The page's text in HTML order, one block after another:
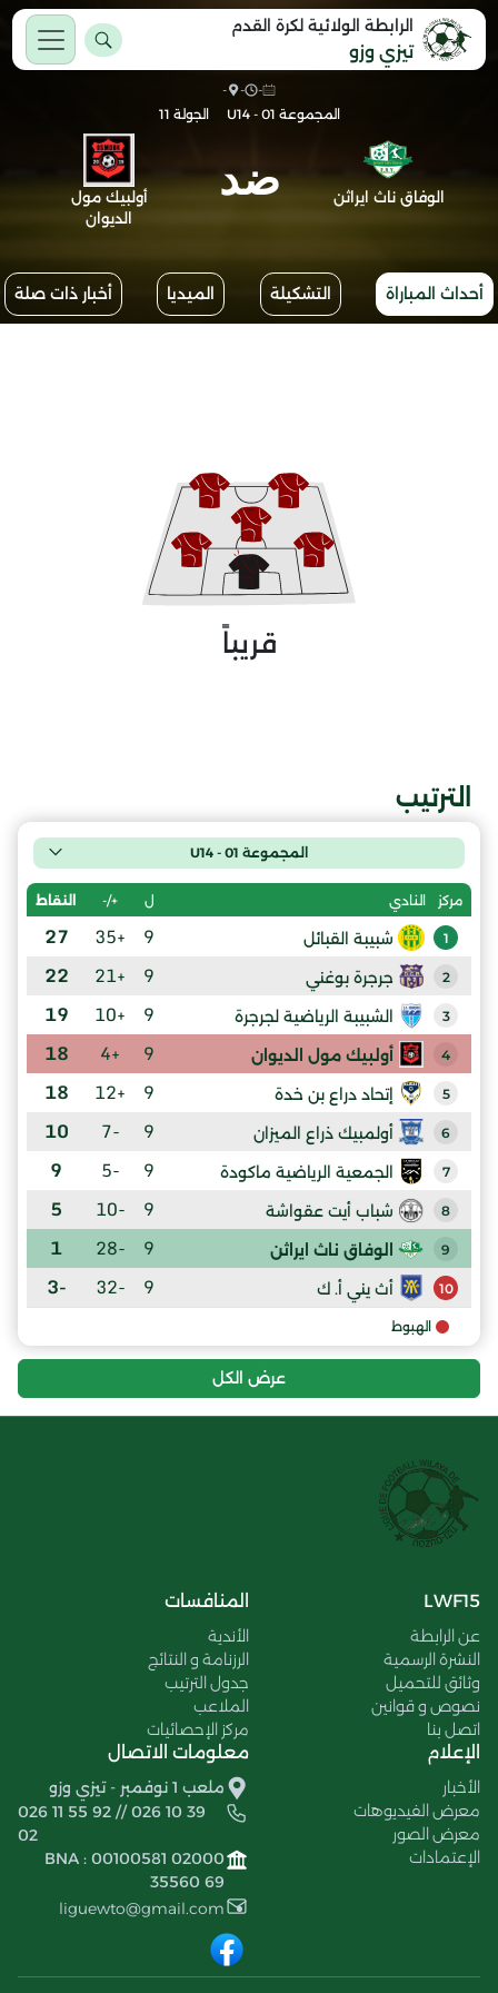
الرابطة الولائية لكرة القدم
تيزي وزو
-
-
-
المجموعة 01 - U14
الجولة 11
الوفاق ناث ايراثن ضد
أولبيك مول
الديوان
أحداث المباراة التشكيلة الميديا أخبار ذات صلة
قريباً
الترتيب
المجموعة 01 - U14
مركز النادي ل +/- النقاط
1 شبيبة القبائل 9
+35
27
2 جرجرة بوغني 9
+21
22
3 الشبيبة الرياضية لجرجرة 9
+10
19
4 أولبيك مول الديوان 9
+4
18
5 إتحاد دراع بن خدة 9
+12
18
6 أولمبيك ذراع الميزان 9
-7
10
7 الجمعية الرياضية ماكودة 9
-5
9
8 شباب أيت عقواشة 9
-10
5
9 الوفاق ناث ايراثن 9
-28
1
10 أث يني أ. ك 9
-32
-3
الهبوط
عرض الكل
LWF15
عن الرابطة
النشرة الرسمية
وثائق للتحميل
نصوص و قوانين
اتصل بنا
المنافسات
الأندية
الرزنامة و النتائج
جدول الترتيب
الملاعب
مركز الإحصائيات
الإعلام
الأخبار
معرض الفيديوهات
معرض الصور
الإعتمادات
معلومات الاتصال
ملعب 1 نوفمبر - تيزي وزو
026 11 55 92 // 026 10 39
02
BNA : 00100581 02000
35560 69
liguewto@gmail.com